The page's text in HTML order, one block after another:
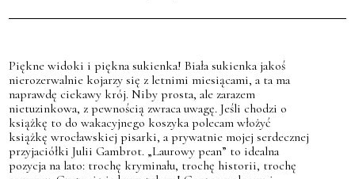
Piękne widoki i piękna sukienka! Biała sukienka jakoś
nierozerwalnie kojarzy się z letnimi miesiącami, a ta ma
naprawdę ciekawy krój. Niby prosta, ale zarazem
nietuzinkowa, z pewnością zwraca uwagę. Jeśli chodzi o
książkę to do wakacyjnego koszyka polecam włożyć
książkę wrocławskiej pisarki, a prywatnie mojej serdecznej
przyjaciółki Julii Gambrot. „Laurowy pean” to idealna
pozycja na lato: trochę kryminału, trochę historii, trochę